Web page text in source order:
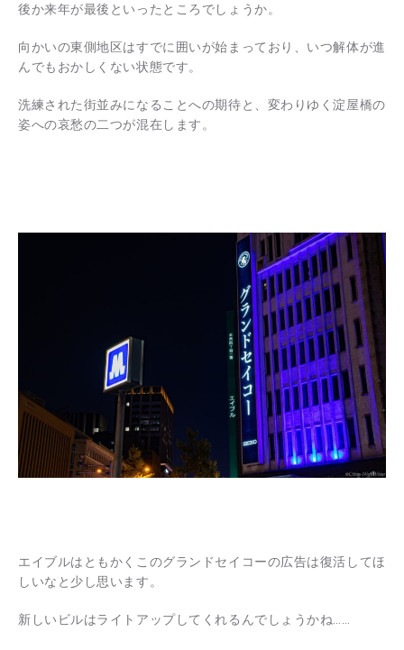
後か来年が最後といったところでしょうか。
向かいの東側地区はすでに囲いが始まっており、いつ解体が進
んでもおかしくない状態です。
洗練された街並みになることへの期待と、変わりゆく淀屋橋の
姿への哀愁の二つが混在します。
エイブルはともかくこのグランドセイコーの広告は復活してほ
しいなと少し思います。
新しいビルはライトアップしてくれるんでしょうかね……